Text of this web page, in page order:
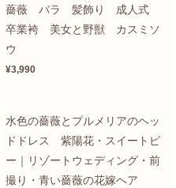
薔薇 バラ 髪飾り 成人式
卒業袴 美女と野獣 カスミソ
ウ
¥3,990
水色の薔薇とプルメリアのヘッ
ドドレス 紫陽花・スイートピ
ー｜リゾートウェディング・前
撮り・青い薔薇の花嫁ヘア